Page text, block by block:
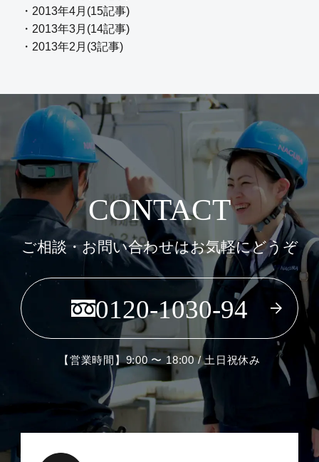
・2013年4月(15記事)
・2013年3月(14記事)
・2013年2月(3記事)
CONTACT
ご相談・お問い合わせはお気軽にどうぞ
0120-1030-94
【営業時間】9:00 〜 18:00 / 土日祝休み